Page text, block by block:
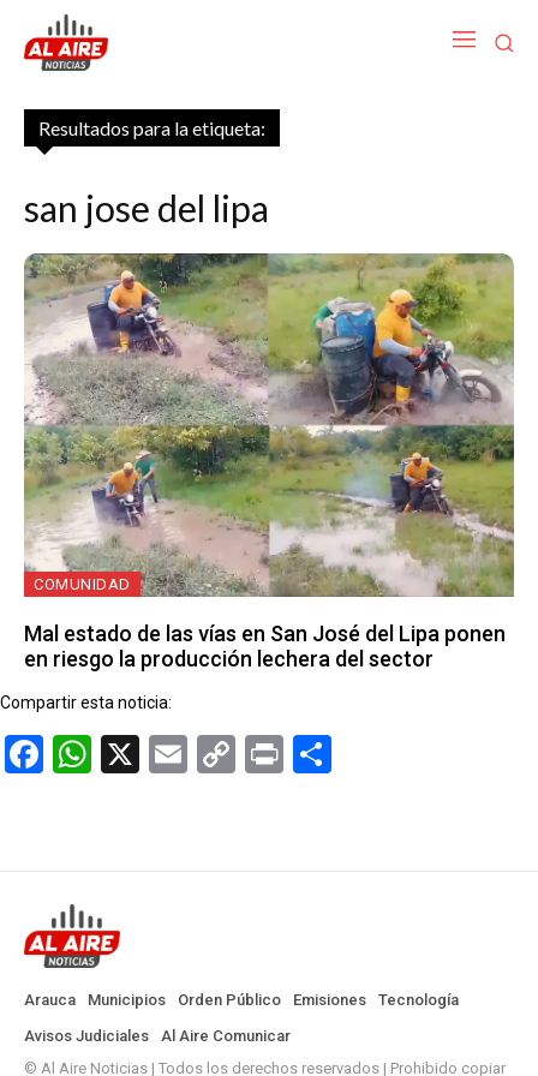
Resultados para la etiqueta:
san jose del lipa
COMUNIDAD
Mal estado de las vías en San José del Lipa ponen
en riesgo la producción lechera del sector
Compartir esta noticia:
Facebook
WhatsApp
X EmailCopy
Print
Arauca Municipios Orden Público Emisiones
Tecnología
Avisos Judiciales
Al Aire Comunicar
© Al Aire Noticias | Todos los derechos reservados | Prohibido copiar